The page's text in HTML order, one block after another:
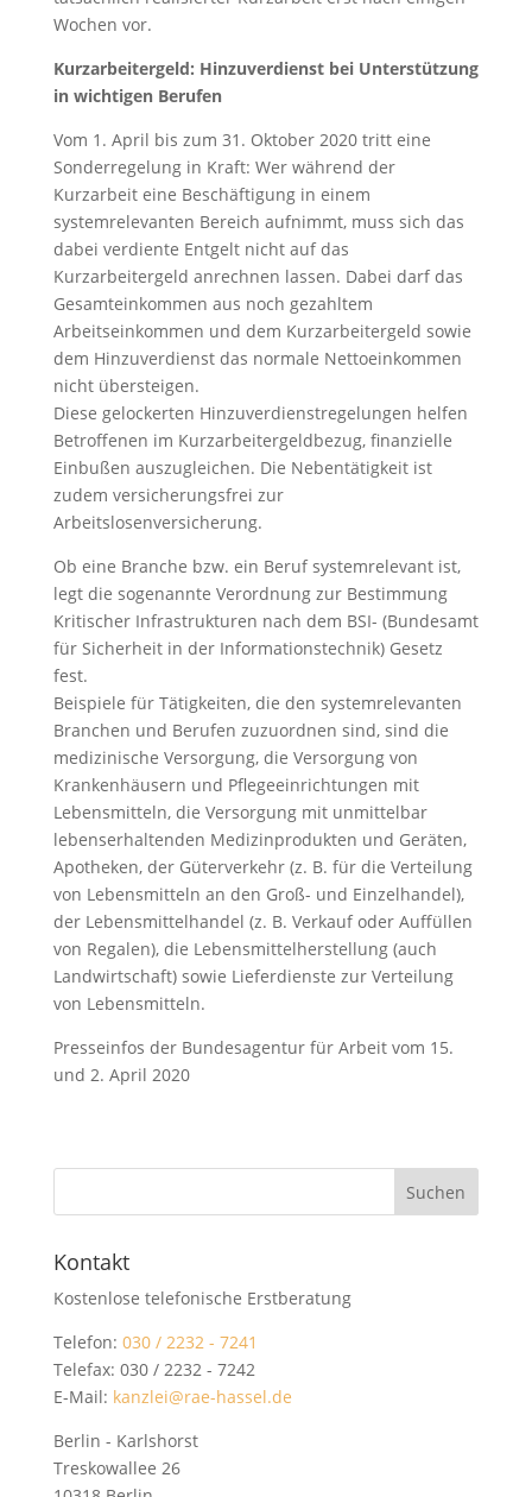
Wochen vor.
Kurzarbeitergeld: Hinzuverdienst bei Unterstützung
in wichtigen Berufen
Vom 1. April bis zum 31. Oktober 2020 tritt eine
Sonderregelung in Kraft: Wer während der
Kurzarbeit eine Beschäftigung in einem
systemrelevanten Bereich aufnimmt, muss sich das
dabei verdiente Entgelt nicht auf das
Kurzarbeitergeld anrechnen lassen. Dabei darf das
Gesamteinkommen aus noch gezahltem
Arbeitseinkommen und dem Kurzarbeitergeld sowie
dem Hinzuverdienst das normale Nettoeinkommen
nicht übersteigen.
Diese gelockerten Hinzuverdienstregelungen helfen
Betroffenen im Kurzarbeitergeldbezug, finanzielle
Einbußen auszugleichen. Die Nebentätigkeit ist
zudem versicherungsfrei zur
Arbeitslosenversicherung.
Ob eine Branche bzw. ein Beruf systemrelevant ist,
legt die sogenannte Verordnung zur Bestimmung
Kritischer Infrastrukturen nach dem BSI- (Bundesamt
für Sicherheit in der Informationstechnik) Gesetz
fest.
Beispiele für Tätigkeiten, die den systemrelevanten
Branchen und Berufen zuzuordnen sind, sind die
medizinische Versorgung, die Versorgung von
Krankenhäusern und Pflegeeinrichtungen mit
Lebensmitteln, die Versorgung mit unmittelbar
lebenserhaltenden Medizinprodukten und Geräten,
Apotheken, der Güterverkehr (z. B. für die Verteilung
von Lebensmitteln an den Groß- und Einzelhandel),
der Lebensmittelhandel (z. B. Verkauf oder Auffüllen
von Regalen), die Lebensmittelherstellung (auch
Landwirtschaft) sowie Lieferdienste zur Verteilung
von Lebensmitteln.
Presseinfos der Bundesagentur für Arbeit vom 15.
und 2. April 2020
Kontakt
Kostenlose telefonische Erstberatung
Telefon: 030 / 2232 - 7241
Telefax: 030 / 2232 - 7242
E-Mail: kanzlei@rae-hassel.de
Berlin - Karlshorst
Treskowallee 26